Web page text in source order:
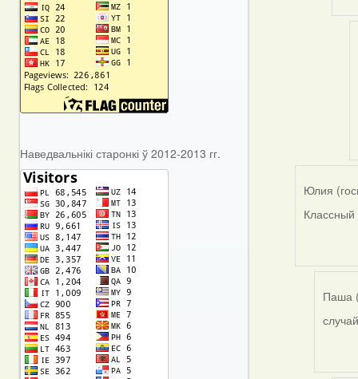
Юлия
Паша
In
Наведвальнікі старонкі ў 2012-2013 гг.